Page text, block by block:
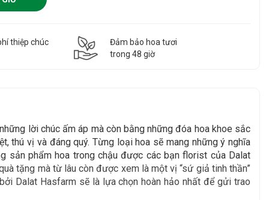
thiệp chúc
Đảm bảo hoa tươi
trong 48 giờ
lời chúc ấm áp mà còn bằng những đóa hoa khoe sắc
thú vị và đáng quý. Từng loại hoa sẽ mang những ý nghĩa
sản phẩm hoa trong chậu được các bạn florist của Dalat
tặng mà từ lâu còn được xem là một vị “sứ giả tinh thần”
Dalat Hasfarm sẽ là lựa chọn hoàn hảo nhất để gửi trao